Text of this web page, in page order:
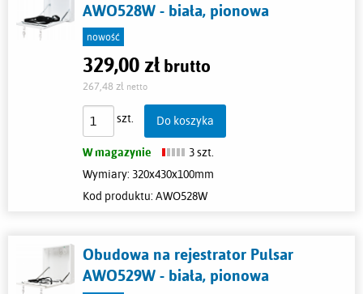
AWO528W - biała, pionowa
nowość
Cena:
329,00 zł brutto
267,48 zł netto
szt. Do koszyka
W magazynie
3 szt.
Wymiary: 320x430x100mm
Kod produktu: AWO528W
Obudowa na rejestrator Pulsar
AWO529W - biała, pionowa